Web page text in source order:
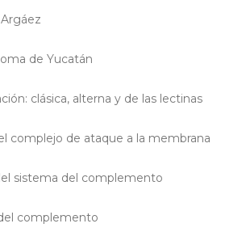
de Yucatán
clásica, alterna y de las lectinas
complejo de ataque a la membrana
sistema del complemento
complemento